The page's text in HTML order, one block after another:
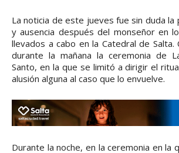
La noticia de este jueves fue sin duda la
y ausencia después del monseñor en
llevados a cabo en la Catedral de Salta.
durante la mañana la ceremonia de
Santo, en la que se limitó a dirigir el
alusión alguna al caso que lo envuelve.
Durante la noche, en la ceremonia en la